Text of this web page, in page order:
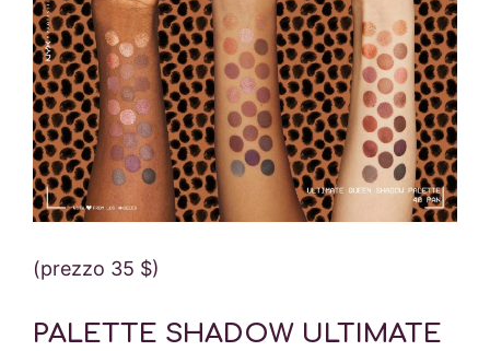
(prezzo 35 $)
PALETTE SHADOW ULTIMATE